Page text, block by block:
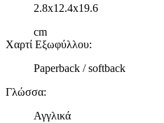
2.8x12.4x19.6
cm
Χαρτί Εξωφύλλου:
Paperback / softback
Γλώσσα:
Αγγλικά